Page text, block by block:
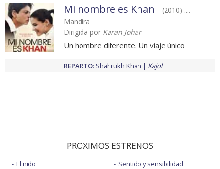
Mi nombre es Khan
(2010) ....
Mandira
Dirigida por Karan Johar
Un hombre diferente. Un viaje único
REPARTO: Shahrukh Khan Kajol
PROXIMOS ESTRENOS
El nido
Sentido y sensibilidad